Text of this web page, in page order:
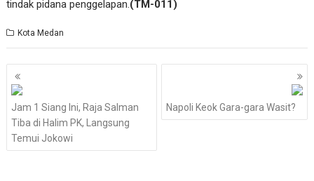
tindak pidana penggelapan. (TM-011)
Kota Medan
Navigasi
pos
Jam 1 Siang Ini, Raja Salman
Tiba di Halim PK, Langsung
Temui Jokowi
Napoli Keok Gara-gara Wasit?